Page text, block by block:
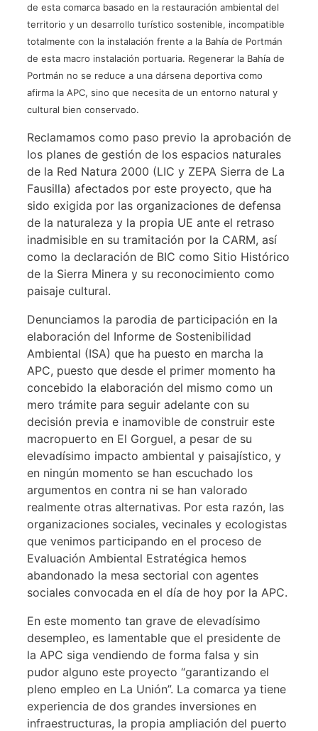
de esta comarca basado en la restauración ambiental del
territorio y un desarrollo turístico sostenible, incompatible
totalmente con la instalación frente a la Bahía de Portmán
de esta macro instalación portuaria. Regenerar la Bahía de
Portmán no se reduce a una dársena deportiva como
afirma la APC, sino que necesita de un entorno natural y
cultural bien conservado.
Reclamamos como paso previo la aprobación de
los planes de gestión de los espacios naturales
de la Red Natura 2000 (LIC y ZEPA Sierra de La
Fausilla) afectados por este proyecto, que ha
sido exigida por las organizaciones de defensa
de la naturaleza y la propia UE ante el retraso
inadmisible en su tramitación por la CARM, así
como la declaración de BIC como Sitio Histórico
de la Sierra Minera y su reconocimiento como
paisaje cultural.
Denunciamos la parodia de participación en la
elaboración del Informe de Sostenibilidad
Ambiental (ISA) que ha puesto en marcha la
APC, puesto que desde el primer momento ha
concebido la elaboración del mismo como un
mero trámite para seguir adelante con su
decisión previa e inamovible de construir este
macropuerto en El Gorguel, a pesar de su
elevadísimo impacto ambiental y paisajístico, y
en ningún momento se han escuchado los
argumentos en contra ni se han valorado
realmente otras alternativas. Por esta razón, las
organizaciones sociales, vecinales y ecologistas
que venimos participando en el proceso de
Evaluación Ambiental Estratégica hemos
abandonado la mesa sectorial con agentes
sociales convocada en el día de hoy por la APC.
En este momento tan grave de elevadísimo
desempleo, es lamentable que el presidente de
la APC siga vendiendo de forma falsa y sin
pudor alguno este proyecto “garantizando el
pleno empleo en La Unión”. La comarca ya tiene
experiencia de dos grandes inversiones en
infraestructuras, la propia ampliación del puerto